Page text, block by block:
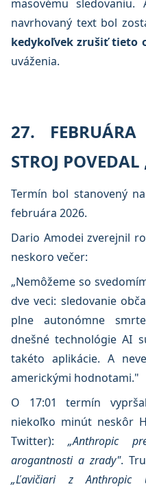
masovému
navrhovaný text bol
kedykoľvek zrušiť tieto
uváženia.
27.
STROJ
Termín bol stanovený
februára 2026.
Dario Amodei zverejnil
neskoro večer:
„Nemôžeme so
dve veci: sledovanie
plne autonómne
dnešné technológie AI
takéto aplikácie. A
americkými hodnotami."
O 17:01 termín
niekoľko minút neskôr
Twitter): „Anthropic
arogantnosti a zrady".
„Ľavičiari z Anthropic